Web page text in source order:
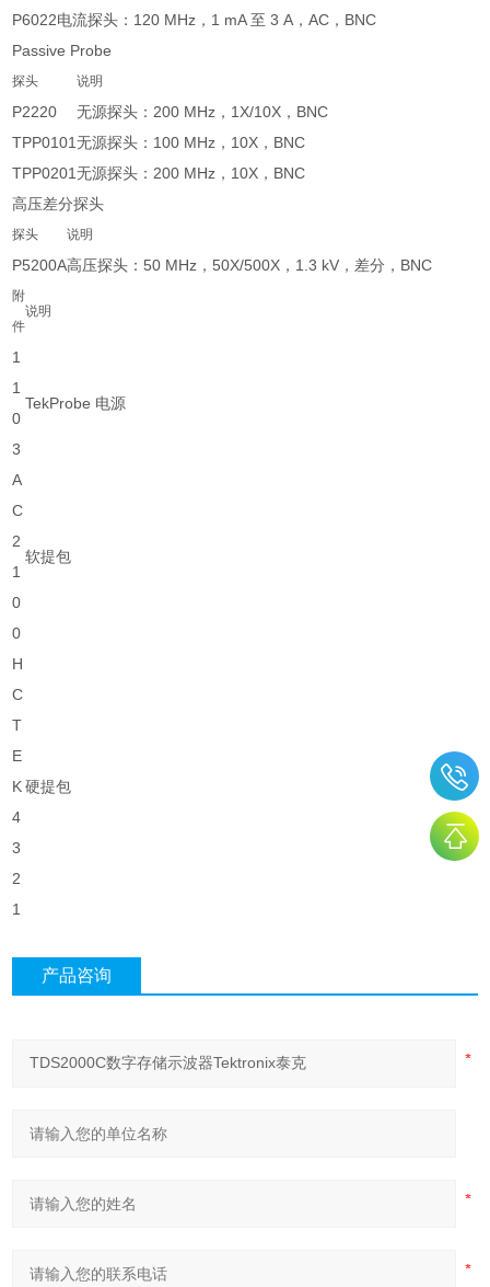
P6022电流探头：120 MHz，1 mA 至 3 A，AC，BNC
Passive Probe
探头 说明
P2220
无源探头：200 MHz，1X/10X，BNC
TPP0101无源探头：100 MHz，10X，BNC
TPP0201无源探头：200 MHz，10X，BNC
高压差分探头
探头 说明
P5200A高压探头：50 MHz，50X/500X，1.3 kV，差分，BNC
附
件
说明
1
1
0
3
TekProbe 电源
A
C
2
1
0
0
软提包
H
C
T
E
K
4
3
2
1
硬提包
产品咨询